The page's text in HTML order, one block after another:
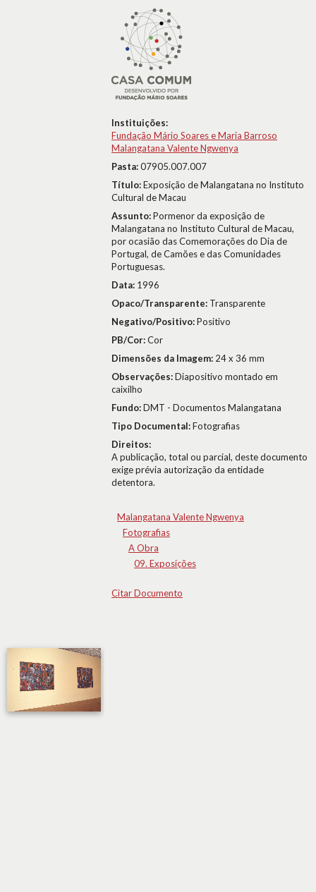
Instituições:
Fundação Mário Soares e Maria Barroso
Malangatana Valente Ngwenya
Pasta:07905.007.007
Título:Exposição de Malangatana no Instituto
Cultural de Macau
Assunto:Pormenor da exposição de
Malangatana no Instituto Cultural de Macau,
por ocasião das Comemorações do Dia de
Portugal, de Camões e das Comunidades
Portuguesas.
Data: 1996
Opaco/Transparente: Transparente
Negativo/Positivo:Positivo
PB/Cor:Cor
Dimensões da Imagem: 24 x 36 mm
Observações:Diapositivo montado em
caixilho
Fundo:DMT - Documentos Malangatana
Tipo Documental:Fotografias
Direitos:
A publicação, total ou parcial, deste documento
exige prévia autorização da entidade
detentora.
Malangatana Valente Ngwenya
Fotografias
A Obra
09. Exposições
Citar Documento